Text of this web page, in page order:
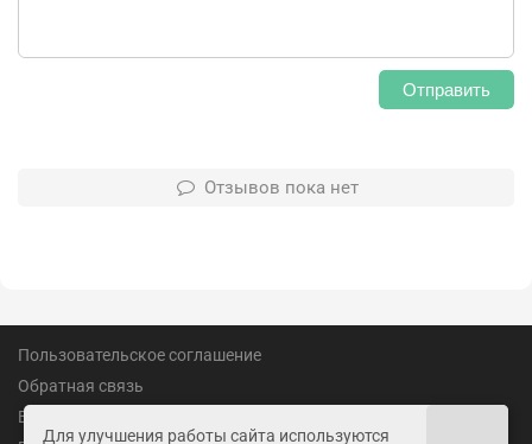
Отправить
Отзывов пока нет
Для улучшения работы сайта используются
Пользовательское соглашение
Обратная связь
Вакансии